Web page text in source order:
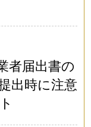
者届出書の
出時に注意